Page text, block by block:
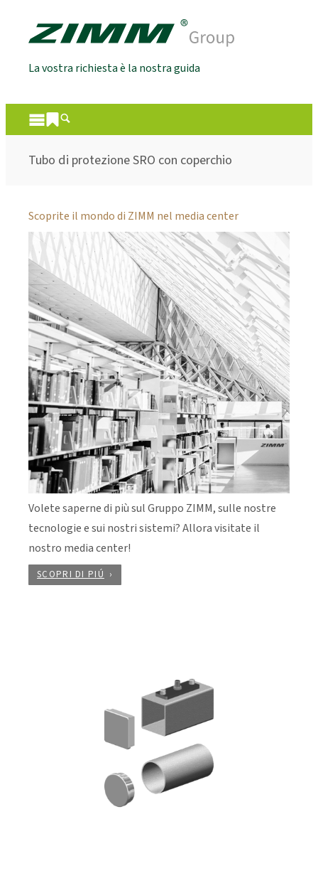
La vostra richiesta è la nostra guida
Tubo di protezione SRO con coperchio
Scoprite il mondo di ZIMM nel media center
Volete saperne di più sul Gruppo ZIMM, sulle nostre
tecnologie e sui nostri sistemi? Allora visitate il
nostro media center!
SCOPRI DI PIÚ